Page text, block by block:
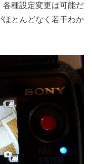
各種設定変更は可能だ
とんどなく若干わか